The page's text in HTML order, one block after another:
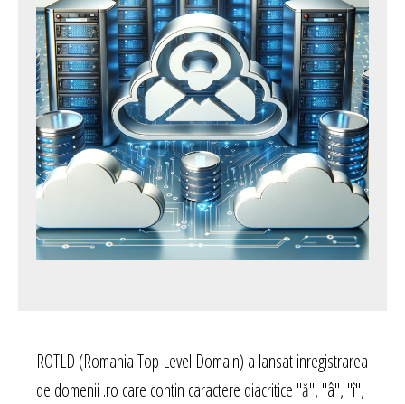
ROTLD (Romania Top Level Domain) a lansat inregistrarea
de domenii .ro care contin caractere diacritice "ă", "â", "î",